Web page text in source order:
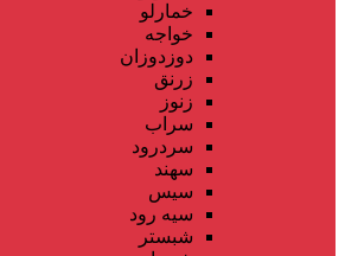
خمارلو
خواجه
دوزدوزان
زرنق
زنوز
سراب
سردرود
سهند
سیس
سیه رود
شبستر